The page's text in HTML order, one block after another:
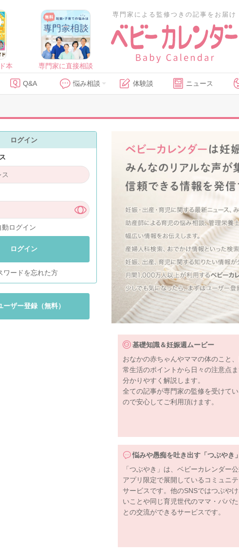
本 専門家に直接相談
専門家による監修つきの記事をお届け
Q&A 悩み相談 体験談 ニュース
ログイン
動ログイン
ログイン
ワードを忘れた方
ーザー登録（無料）
基礎知識＆妊娠週ムービー
おなかの赤ちゃんやママの体のこと、
常生活のポイントから日々の注意点
分かりやすく解説します。
全ての記事が専門家の監修を受けてい
ので安心してご利用頂けます。
悩みや愚痴を吐き出す「つぶやき」
「つぶやき」は、ベビーカレンダー
アプリ限定で展開しているコミュニテ
サービスです。他のSNSではつぶや
いことや同じ育児世代のママ・パパた
との交流ができるサービスです。